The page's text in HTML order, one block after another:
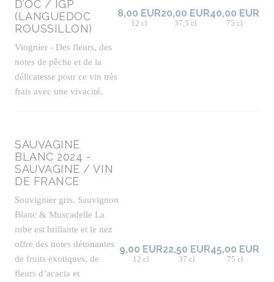
D’OC / IGP
(LANGUEDOC
ROUSSILLON)
Viognier - Des fleurs, des
notes de pêche et de la
délicatesse pour ce vin très
frais avec une vivacité.
8,00 EUR
12 cl
20,00 EUR
37,5 cl
40,00 EUR
75 cl
SAUVAGINE
BLANC 2024 -
SAUVAGINE / VIN
DE FRANCE
Souvignier gris, Sauvignon
Blanc & Muscadelle La
robe est brillante et le nez
offre des notes détonantes
de fruits exotiques, de
fleurs d’acacia et
9,00 EUR
12 cl
22,50 EUR
37 cl
45,00 EUR
75 cl